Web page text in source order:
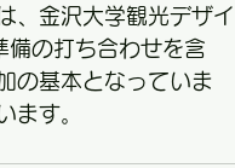
、金沢大学観光デザイ
の打ち合わせを含
の基本となっていま
ます。